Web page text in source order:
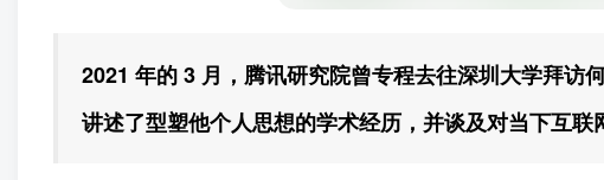
2021 年的 3 月，腾讯研究院曾专程去往深圳大学拜访
讲述了型塑他个人思想的学术经历，并谈及对当下互联